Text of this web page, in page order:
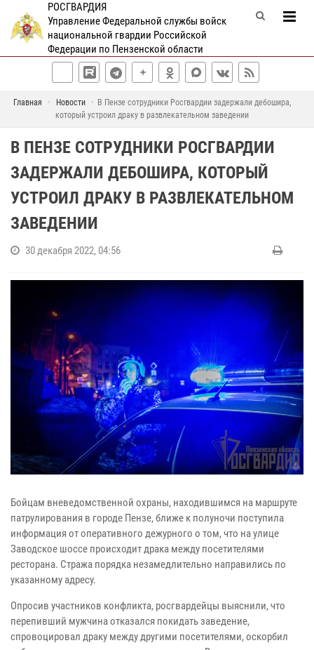
РОСГВАРДИЯ
Управление Федеральной службы войск
национальной гвардии Российской
Федерации по Пензенской области
Главная Новости
В Пензе сотрудники Росгвардии задержали дебошира,
который устроил драку в развлекательном заведении
В ПЕНЗЕ СОТРУДНИКИ РОСГВАРДИИ
ЗАДЕРЖАЛИ ДЕБОШИРА, КОТОРЫЙ
УСТРОИЛ ДРАКУ В РАЗВЛЕКАТЕЛЬНОМ
ЗАВЕДЕНИИ
30 декабря 2022, 04:56
Бойцам вневедомственной охраны, находившимся на маршруте
патрулирования в городе Пензе, ближе к полуночи поступила
информация от оперативного дежурного о том, что на улице
Заводское шоссе происходит драка между посетителями
ресторана. Стража порядка незамедлительно направились по
указанному адресу.
Опросив участников конфликта, росгвардейцы выяснили, что
перепивший мужчина отказался покидать заведение,
спровоцировал драку между другими посетителями, оскорбил